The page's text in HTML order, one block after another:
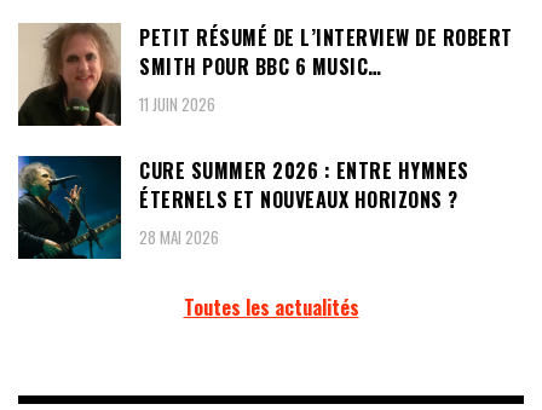
PETIT RÉSUMÉ DE L’INTERVIEW DE ROBERT
SMITH POUR BBC 6 MUSIC…
11 JUIN 2026
CURE SUMMER 2026 : ENTRE HYMNES
ÉTERNELS ET NOUVEAUX HORIZONS ?
28 MAI 2026
Toutes les actualités